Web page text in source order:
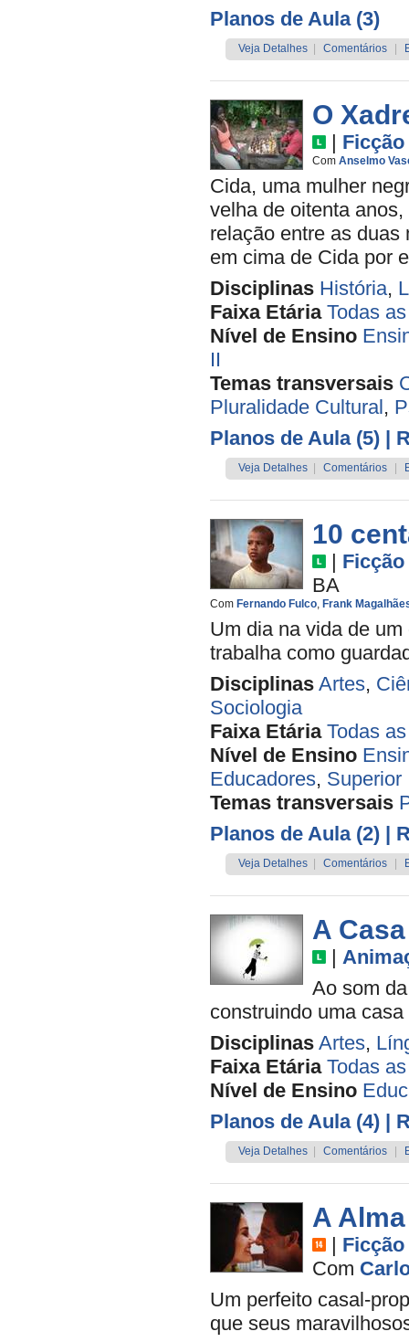
Planos de Aula (3)
Veja Detalhes Comentários
O
| Ficção
Com Anselmo
Cida, uma mulher
velha de oitenta
relação entre as duas
em cima de Cida por
Disciplinas História,
Faixa Etária Todas
Nível de Ensino
II
Temas transversais
Pluralidade Cultural,
Planos de Aula (5) |
Veja Detalhes Comentários
10
| Ficção
BA
Com Fernando Fulco, Frank
Um dia na vida de
trabalha como
Disciplinas Artes,
Sociologia
Faixa Etária Todas
Nível de Ensino
Educadores, Superior
Temas transversais
Planos de Aula (2) |
Veja Detalhes Comentários
A Casa
|
Ao som
construindo uma
Disciplinas Artes,
Faixa Etária Todas
Nível de Ensino
Planos de Aula (4) |
Veja Detalhes Comentários
A
| Ficção
Com
Um perfeito casal-
que seus